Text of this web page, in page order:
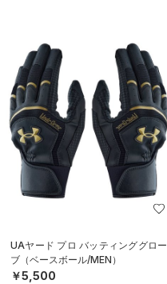
UAヤード プロ バッティンググロー
ブ（ベースボール/MEN）
￥5,500